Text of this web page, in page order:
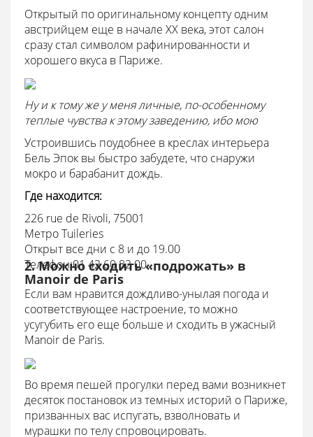
Открытый по оригинальному концепту одним
австрийцем еще в начале XX века, этот салон
сразу стал символом рафинированности и
хорошего вкуса в Париже.
Ну и к тому же у меня личные, по-особенному
теплые чувства к этому заведению, ибо мою
Устроившись поудобнее в креслах интерьера
Бель Эпок вы быстро забудете, что снаружи
мокро и барабанит дождь.
Где находится:
226 rue de Rivoli, 75001
Mетро Tuileries
Открыт все дни с 8 и до 19.00
Tелефон:01 42 60 82 00
2. Можно сходить «подрожать» в
Manoir de Paris
Если вам нравится дождливо-унылая погода и
соответствующее настроение, то можно
усугубить его еще больше и сходить в ужасный
Manoir de Paris.
Во время пешей прогулки перед вами возникнет
десяток постановок из темных историй о Париже,
призванных вас испугать, взволновать и
мурашки по телу спровоцировать.